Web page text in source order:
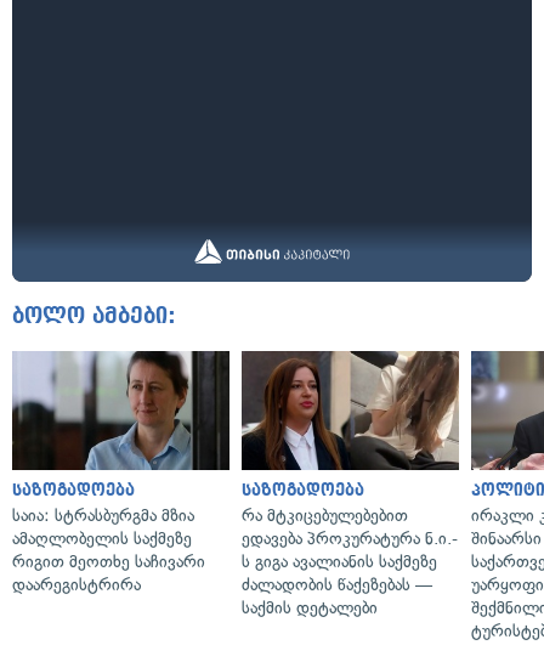
ბოლო ამბები:
საზოგადოება
საია: სტრასბურგმა მზია
ამაღლობელის საქმეზე
რიგით მეოთხე საჩივარი
დაარეგისტრირა
საზოგადოება
რა მტკიცებულებებით
ედავება პროკურატურა ნ.ი.-
ს გიგა ავალიანის საქმეზე
ძალადობის წაქეზებას —
საქმის დეტალები
ირაკლი